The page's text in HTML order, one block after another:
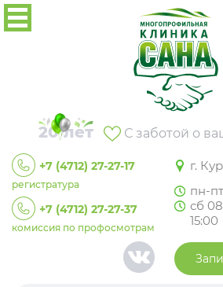
+7 (4712) 27-27-17
регистратура
+7 (4712) 27-27-37
комиссия по профосмотрам
г.
пн-
сб
15:00
20 лет С заботой о